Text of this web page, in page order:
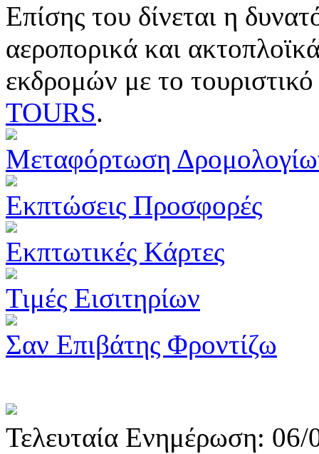
Επίσης του δίνεται η
αεροπορικά και
εκδρομών με το
TOURS.
Μεταφόρτωση
Εκπτώσεις Προσφορές
Εκπτωτικές Κάρτες
Τιμές Εισιτηρίων
Σαν Επιβάτης Φροντίζω
Τελευταία Ενημέρωση: